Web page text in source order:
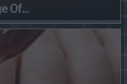
Of...